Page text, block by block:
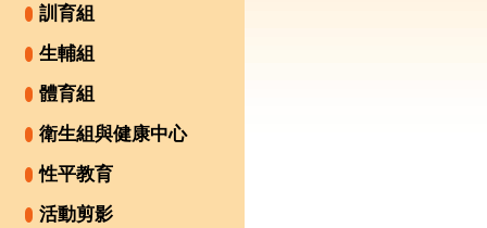
訓育組
生輔組
體育組
衛生組與健康中心
性平教育
活動剪影